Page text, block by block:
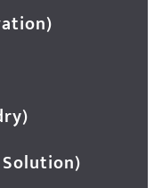
Solution)